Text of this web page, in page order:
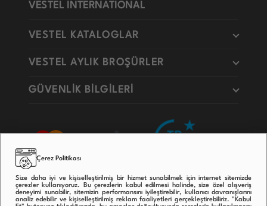
VESTEL INTERNATIONAL
VESTEL KATALOGLAR
VESTEL AYLIK BROŞÜRLER
GÜVENLİK BİLGİLERİ
Çerez Politikası
Size daha iyi ve kişiselleştirilmiş bir hizmet sunabilmek için internet sitemizde
çerezler kullanıyoruz. Bu çerezlerin kabul edilmesi halinde, size özel alışveriş
deneyimi sunabilir, sitemizin performansını iyileştirebilir, kullanıcı davranışlarını
analiz edebilir ve kişiselleştirilmiş reklam faaliyetleri gerçekleştirebiliriz. "Kabul